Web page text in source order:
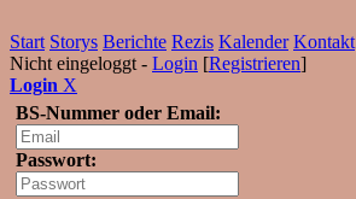
Start Storys Berichte Rezis Kalender Kontakt
Nicht eingeloggt - Login [Registrieren]
Login X
BS-Nummer oder Email:
Passwort: